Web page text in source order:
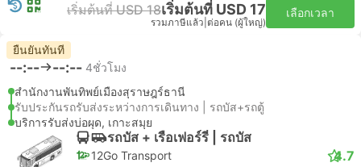
เริ่มต้นที่ USD 18เริ่มต้นที่ USD 17
รวมภาษีแล้ว ต่อคน (ผู้ใหญ่)
เลือกเวลา
ยืนยันทันที
--:-- --:-- 4ชั่วโมง
สำนักงานพันทิพย์เมืองสุราษฎร์ธานี
รับประกันรถรับส่งระหว่างการเดินทาง | รถบัส+รถตู้
บริการรับส่งบ่อผุด, เกาะสมุย
รถบัส + เรือเฟอร์รี่ | รถบัส
12Go Transport 4.7